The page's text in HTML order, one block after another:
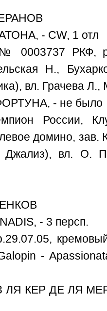
- CW, 1 отл
0003737 РКФ,
Н.,
вл. Грачева Л.,
- не было
России,
домино, зав.
вл. О.
- 3 персп.
-
КЕР ДЕ ЛЯ МЕР,